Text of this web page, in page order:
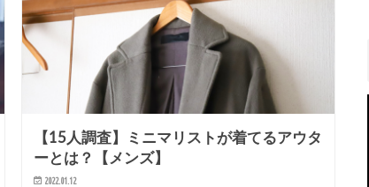
【15人調査】ミニマリストが着てるアウタ
ーとは？【メンズ】
2022.01.12